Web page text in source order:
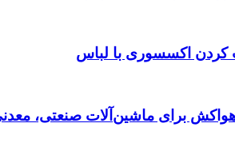
کردن اکسسوری با لباس
هواکش برای ماشین‌آلات صنعتی،